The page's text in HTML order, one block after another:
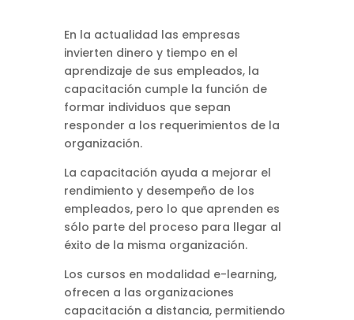
En la actualidad las empresas
invierten dinero y tiempo en el
aprendizaje de sus empleados, la
capacitación cumple la función de
formar individuos que sepan
responder a los requerimientos de la
organización.
La capacitación ayuda a mejorar el
rendimiento y desempeño de los
empleados, pero lo que aprenden es
sólo parte del proceso para llegar al
éxito de la misma organización.
Los cursos en modalidad e-learning,
ofrecen a las organizaciones
capacitación a distancia, permitiendo